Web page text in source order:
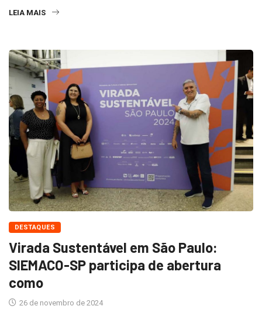
LEIA MAIS
DESTAQUES
Virada Sustentável em São Paulo:
SIEMACO-SP participa de abertura
como
26 de novembro de 2024